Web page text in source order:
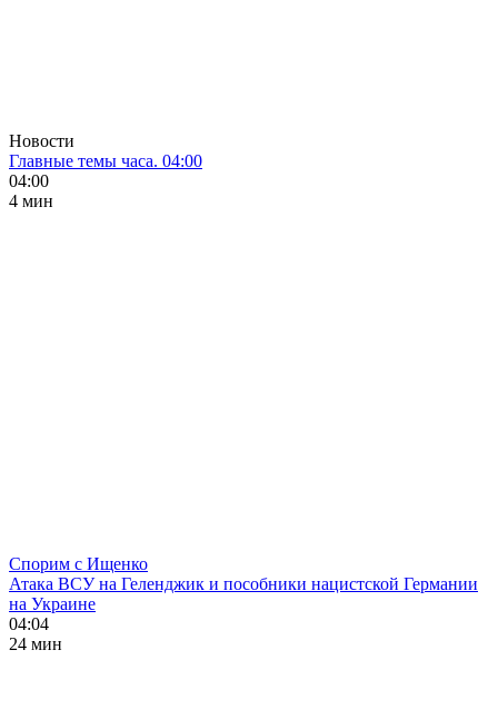
Новости
Главные темы часа. 04:00
04:00
4 мин
Спорим с Ищенко
Атака ВСУ на Геленджик и пособники нацистской Германии
на Украине
04:04
24 мин